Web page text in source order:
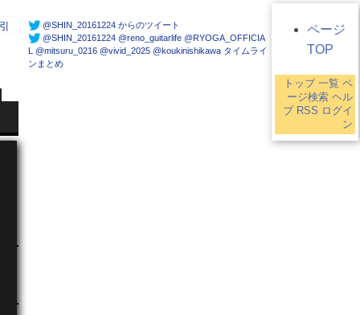
@SHIN_20161224 からのツイート
@SHIN_20161224 @reno_guitarlife @RYOGA_OFFICIA
L @mitsuru_0216 @vivid_2025 @koukinishikawa タイムライ
ンまとめ
ページ
TOP
トップ 一覧 ペ
ージ検索 ヘル
プ RSS ログイ
ン